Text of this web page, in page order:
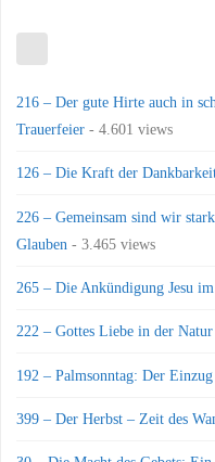
216 – Der gute Hirte auch in
Trauerfeier - 4.601 views
126 – Die Kraft der
226 – Gemeinsam sind wir
Glauben - 3.465 views
265 – Die Ankündigung Jesu
222 – Gottes Liebe in der Natur
192 – Palmsonntag: Der
399 – Der Herbst – Zeit des